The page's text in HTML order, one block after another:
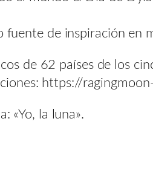
fuente de inspiración en
de 62 países de los
https://
«Yo, la luna».